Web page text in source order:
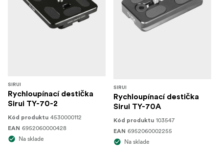
SIRUI
Rychloupínací destička
Sirui TY-70-2
Kód produktu 4530000112
EAN 6952060000428
Na sklade
SIRUI
Rychloupínací destička
Sirui TY-70A
Kód produktu 103547
EAN 6952060002255
Na sklade